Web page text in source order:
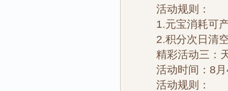
活动规则：
1.元宝消耗可产
2.积分次日清
精彩活动三：天
活动时间：8月
活动规则：